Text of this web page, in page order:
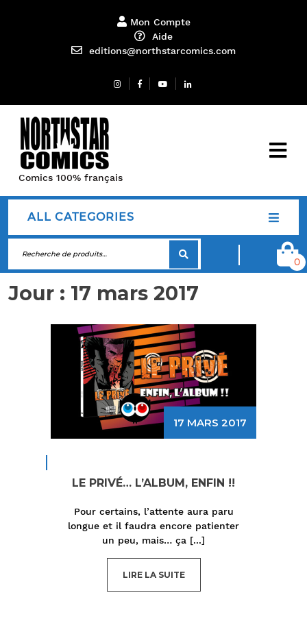
Mon Compte
Aide
editions@northstarcomics.com
Comics 100% français
ALL CATEGORIES
0
Jour : 17 mars 2017
17 MARS 2017
LE PRIVÉ… L’ALBUM, ENFIN !!
Pour certains, l’attente aura paru
longue et il faudra encore patienter
un peu, mais… ça [...]
LIRE LA SUITE